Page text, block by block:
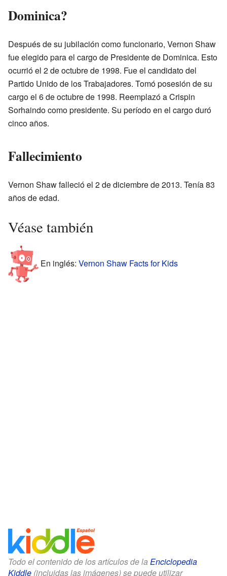
Dominica?
Después de su jubilación como funcionario, Vernon Shaw
fue elegido para el cargo de Presidente de Dominica. Esto
ocurrió el 2 de octubre de 1998. Fue el candidato del
Partido Unido de los Trabajadores. Tomó posesión de su
cargo el 6 de octubre de 1998. Reemplazó a Crispin
Sorhaindo como presidente. Su período en el cargo duró
cinco años.
Fallecimiento
Vernon Shaw falleció el 2 de diciembre de 2013. Tenía 83
años de edad.
Véase también
En inglés: Vernon Shaw Facts for Kids
Todo el contenido de los artículos de la Enciclopedia
Kiddle (incluidas las imágenes) se puede utilizar